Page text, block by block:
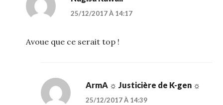
25/12/2017 À 14:17
Avoue que ce serait top !
ArmA ☼ Justicière de K-gen ☼
25/12/2017 À 14:39